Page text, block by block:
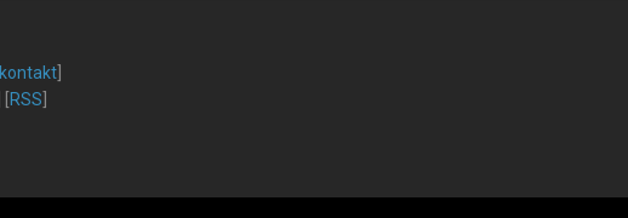
kontakt
RSS